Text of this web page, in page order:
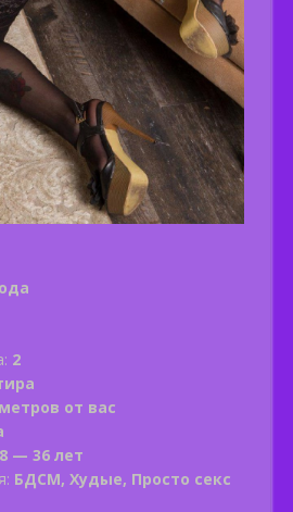
2
от вас
— 36 лет
БДСМ, Худые, Просто секс